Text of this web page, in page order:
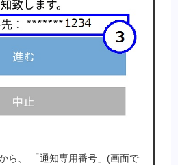
ら、 「通知専用番号」(画面で